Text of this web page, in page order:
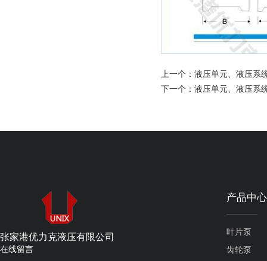
上一个： 液压单元、液压系
下一个： 液压单元、液压系
张家港优力克液压有限公司
在线留言
产品中心
叶片泵
齿轮泵